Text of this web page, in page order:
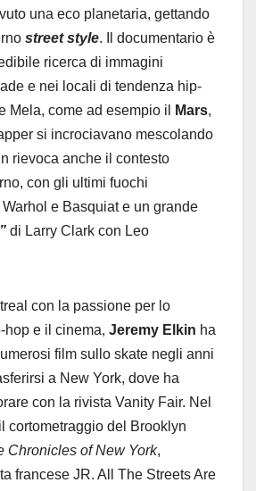
una eco planetaria, gettando
street style. Il documentario è
ricerca di immagini
e nei locali di tendenza hip-
Mela, come ad esempio il
Mars,
si incrociavano mescolando
rievoca anche il contesto
con gli ultimi fuochi
e Basquiat e un grande
di Larry Clark con Leo
con la passione per lo
hop e il cinema, Jeremy Elkin ha
film sullo skate negli anni
a New York, dove ha
con la rivista Vanity Fair. Nel
cortometraggio del Brooklyn
Chronicles of New York,
francese JR. All The Streets Are